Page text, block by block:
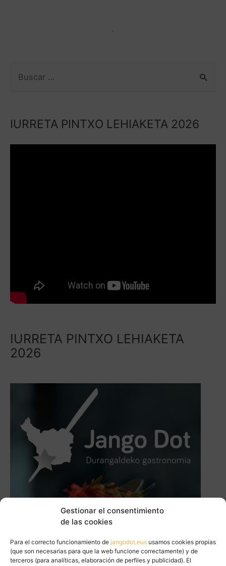
Gestionar el consentimiento
de las cookies
Para el correcto funcionamiento de jangodot.eus usamos cookies propias
(que son necesarias para que la web funcione correctamente) y de
terceros (para analíticas, elaboración de perfiles y publicidad). El
.
IURRETA PINTXO LEHIAKETA 2026
IURRETA PINTXO LEHIAKETA
2026